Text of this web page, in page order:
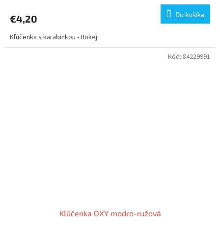
€4,20 Do košíka
Kľúčenka s karabinkou - Hokej
Kľúčenka OXY modro-ružová
Kód: 84229991